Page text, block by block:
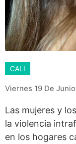
CALI
Viernes 19 De
Las mujeres y
la violencia
en los hogares